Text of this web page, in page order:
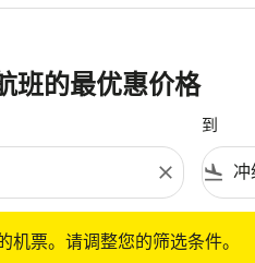
班的最优惠价格
close
到
flight_land
机票。请调整您的筛选条件。